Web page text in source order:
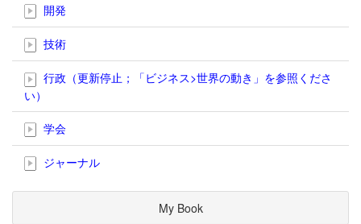
開発
技術
行政（更新停止；「ビジネス>世界の動き」を参照くださ
い）
学会
ジャーナル
My Book